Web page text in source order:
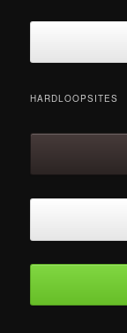
HARDLOOPSITES